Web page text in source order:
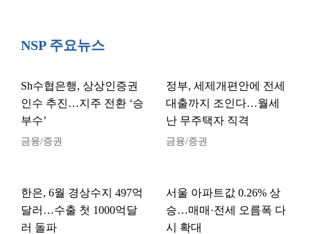
NSP 주요뉴스
Sh수협은행, 상상인증권
인수 추진…지주 전환 ‘승
부수’
금융/증권
정부, 세제개편안에 전세
대출까지 조인다…월세
난 무주택자 직격
금융/증권
한은, 6월 경상수지 497억
달러…수출 첫 1000억달
러 돌파
서울 아파트값 0.26% 상
승…매매·전세 오름폭 다
시 확대